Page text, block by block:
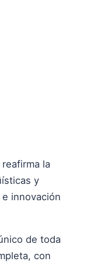
la
y
innovación
de toda
con